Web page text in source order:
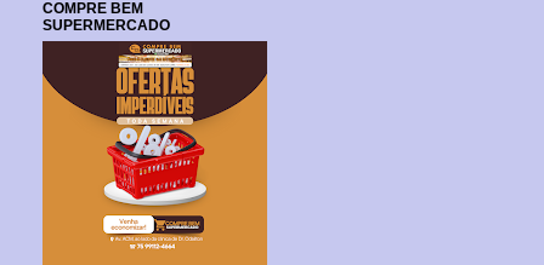
COMPRE BEM
SUPERMERCADO